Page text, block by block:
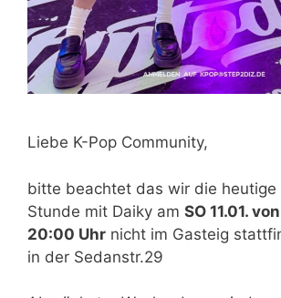
Liebe K-Pop Community,
bitte beachtet das wir die heutige
Stunde mit Daiky am SO 11.01.
20:00 Uhr nicht im Gasteig
in der Sedanstr.29